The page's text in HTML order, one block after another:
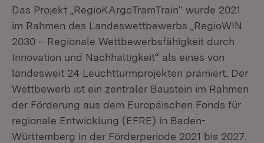
Das Projekt „RegioKArgoTramTrain“ wurde 2021
im Rahmen des Landeswettbewerbs „RegioWIN
2030 – Regionale Wettbewerbsfähigkeit durch
Innovation und Nachhaltigkeit“ als eines von
landesweit 24 Leuchtturmprojekten prämiert. Der
Wettbewerb ist ein zentraler Baustein im Rahmen
der Förderung aus dem Europäischen Fonds für
regionale Entwicklung (EFRE) in Baden-
Württemberg in der Förderperiode 2021 bis 2027.